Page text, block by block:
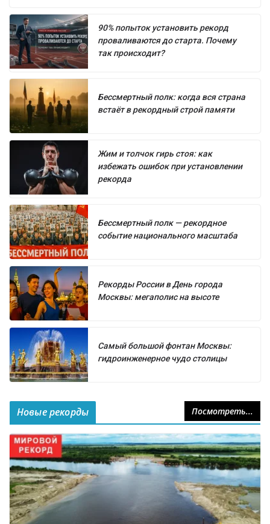
90% попыток установить рекорд
проваливаются до старта. Почему
так происходит?
Бессмертный полк: когда вся страна
встаёт в рекордный строй памяти
Жим и толчок гирь стоя: как
избежать ошибок при установлении
рекорда
Бессмертный полк — рекордное
событие национального масштаба
Рекорды России в День города
Москвы: мегаполис на высоте
Самый большой фонтан Москвы:
гидроинженерное чудо столицы
Новые рекорды Посмотреть...